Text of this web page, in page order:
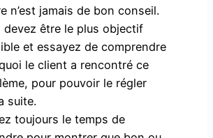
n’est jamais de bon conseil.
devez être le plus objectif
et essayez de comprendre
le client a rencontré ce
pour pouvoir le régler
suite.
toujours le temps de